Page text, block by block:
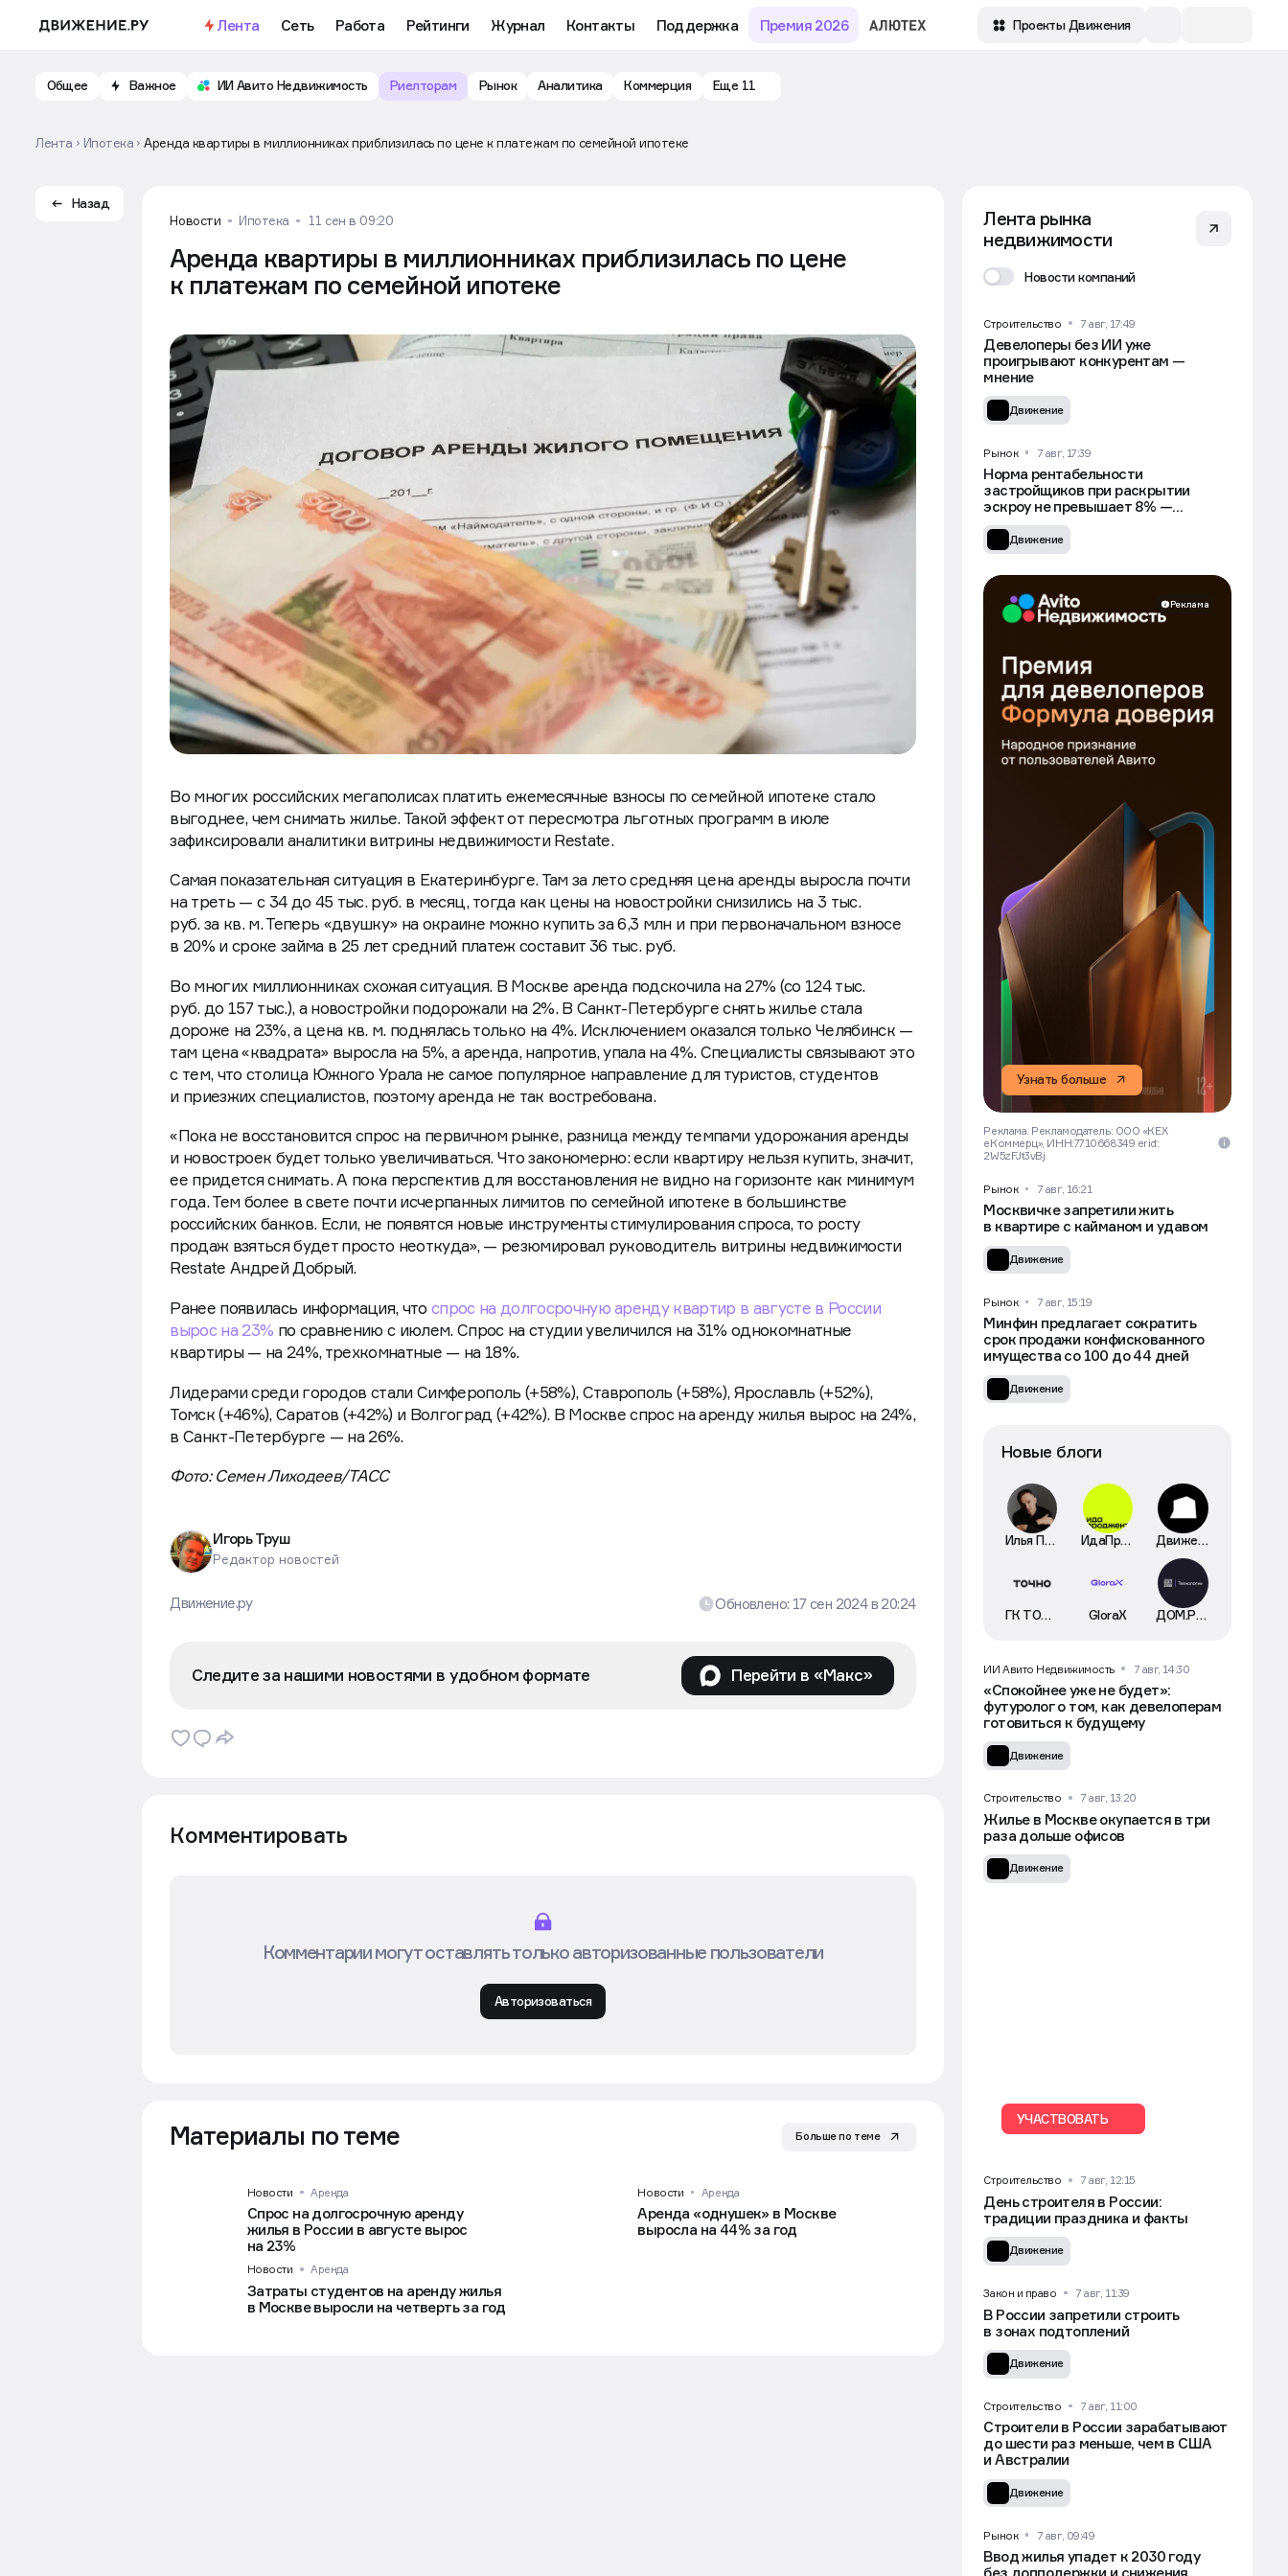
Лента Сеть Работа Рейтинги Журнал Контакты Поддержка Премия 2026 Проекты Движения
Общее Важное ИИ Авито Недвижимость Риелторам Рынок Аналитика Коммерция Еще 11
Лента Ипотека Аренда квартиры в миллионниках приблизилась по цене к платежам по семейной ипотеке
Назад
Новости
Ипотека 11 сен в 09:20
Аренда квартиры в миллионниках приблизилась по цене
к платежам по семейной ипотеке
Во многих российских мегаполисах платить ежемесячные взносы по семейной ипотеке стало
выгоднее, чем снимать жилье. Такой эффект от пересмотра льготных программ в июле
зафиксировали аналитики витрины недвижимости Restate.
Самая показательная ситуация в Екатеринбурге. Там за лето средняя цена аренды выросла почти
на треть — с 34 до 45 тыс. руб. в месяц, тогда как цены на новостройки снизились на 3 тыс.
руб. за кв. м. Теперь «двушку» на окраине можно купить за 6,3 млн и при первоначальном взносе
в 20% и сроке займа в 25 лет средний платеж составит 36 тыс. руб.
Во многих миллионниках схожая ситуация. В Москве аренда подскочила на 27% (со 124 тыс.
руб. до 157 тыс.), а новостройки подорожали на 2%. В Санкт-Петербурге снять жилье стала
дороже на 23%, а цена кв. м. поднялась только на 4%. Исключением оказался только Челябинск —
там цена «квадрата» выросла на 5%, а аренда, напротив, упала на 4%. Специалисты связывают это
с тем, что столица Южного Урала не самое популярное направление для туристов, студентов
и приезжих специалистов, поэтому аренда не так востребована.
«Пока не восстановится спрос на первичном рынке, разница между темпами удорожания аренды
и новостроек будет только увеличиваться. Что закономерно: если квартиру нельзя купить, значит,
ее придется снимать. А пока перспектив для восстановления не видно на горизонте как минимум
года. Тем более в свете почти исчерпанных лимитов по семейной ипотеке в большинстве
российских банков. Если, не появятся новые инструменты стимулирования спроса, то росту
продаж взяться будет просто неоткуда», — резюмировал руководитель витрины недвижимости
Restate Андрей Добрый.
Ранее появилась информация, что спрос на долгосрочную аренду квартир в августе в России
вырос на 23% по сравнению с июлем. Спрос на студии увеличился на 31% однокомнатные
квартиры — на 24%, трехкомнатные — на 18%.
Лидерами среди городов стали Симферополь (+58%), Ставрополь (+58%), Ярославль (+52%),
Томск (+46%), Саратов (+42%) и Волгоград (+42%). В Москве спрос на аренду жилья вырос на 24%,
в Санкт-Петербурге — на 26%.
Фото: Семен Лиходеев/ТАСС
Игорь Труш
Редактор новостей
Движение.ру Обновлено: 17 сен 2024в 20:24
Следите за нашими новостями в удобном формате Перейти в «Макс»
Комментировать
Комментарии могут оставлять только авторизованные пользователи
Авторизоваться
Материалы по теме Больше по теме
Новости Аренда
Спрос на долгосрочную аренду
жилья в России в августе вырос
на 23%
Новости Аренда
Аренда «однушек» в Москве
выросла на 44% за год
Новости Аренда
Затраты студентов на аренду жилья
в Москве выросли на четверть за год
Лента рынка
недвижимости
Новости компаний
Строительство 7 авг, 17:49
Девелоперы без ИИ уже
проигрывают конкурентам —
мнение
Движение
Рынок 7 авг, 17:39
Норма рентабельности
застройщиков при раскрытии
эскроу не превышает 8% —
Минстрой
Движение
Реклама
Узнать больше
Реклама. Рекламодатель: ООО «КЕХ
еКоммерц», ИНН:7710668349 erid:
2W5zFJt3vBj
Рынок 7 авг, 16:21
Москвичке запретили жить
в квартире с кайманом и удавом
Движение
Рынок 7 авг, 15:19
Минфин предлагает сократить
срок продажи конфискованного
имущества со 100 до 44 дней
Движение
Новые блоги
Илья Пискулин ИдаПроджект Движение
ГК ТОЧНО GloraX ДОМ.РФ Технологии
ИИ Авито Недвижимость 7 авг, 14:30
«Спокойнее уже не будет»:
футуролог о том, как девелоперам
готовиться к будущему
Движение
Строительство 7 авг, 13:20
Жилье в Москве окупается в три
раза дольше офисов
Движение
УЧАСТВОВАТЬ
Строительство 7 авг, 12:15
День строителя в России:
традиции праздника и факты
Движение
Закон и право 7 авг, 11:39
В России запретили строить
в зонах подтоплений
Движение
Строительство 7 авг, 11:00
Строители в России зарабатывают
до шести раз меньше, чем в США
и Австралии
Движение
Рынок 7 авг, 09:49
Ввод жилья упадет к 2030 году
без допподержки и снижения